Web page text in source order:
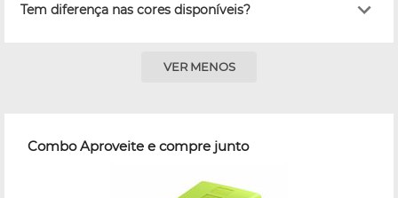
Tem diferença nas cores disponíveis?
VER MENOS
Combo Aproveite e compre junto